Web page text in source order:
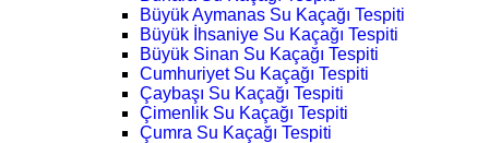
Büyük Aymanas Su Kaçağı Tespiti
Büyük İhsaniye Su Kaçağı Tespiti
Büyük Sinan Su Kaçağı Tespiti
Cumhuriyet Su Kaçağı Tespiti
Çaybaşı Su Kaçağı Tespiti
Çimenlik Su Kaçağı Tespiti
Çumra Su Kaçağı Tespiti